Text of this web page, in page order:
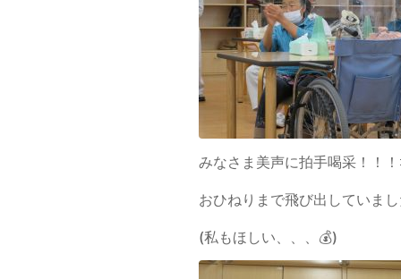
みなさま美声に拍手喝采！！
おひねりまで飛び出していま
(私もほしい、、、💰)